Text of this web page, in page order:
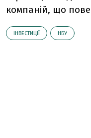
компаній, що
ІНВЕСТИЦІЇ НБУ